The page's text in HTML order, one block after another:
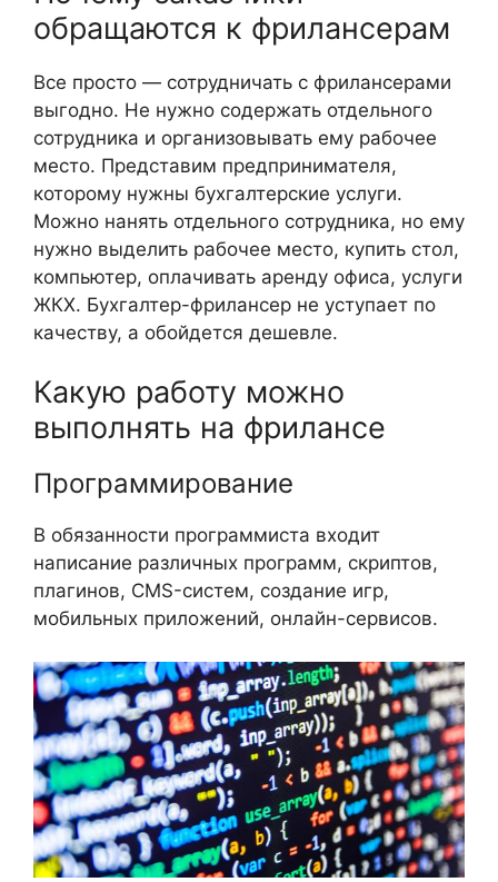
обращаются к фрилансерам
Все просто — сотрудничать с фрилансерами
выгодно. Не нужно содержать отдельного
сотрудника и организовывать ему рабочее
место. Представим предпринимателя,
которому нужны бухгалтерские услуги.
Можно нанять отдельного сотрудника, но ему
нужно выделить рабочее место, купить стол,
компьютер, оплачивать аренду офиса, услуги
ЖКХ. Бухгалтер-фрилансер не уступает по
качеству, а обойдется дешевле.
Какую работу можно
выполнять на фрилансе
Программирование
В обязанности программиста входит
написание различных программ, скриптов,
плагинов, CMS-систем, создание игр,
мобильных приложений, онлайн-сервисов.